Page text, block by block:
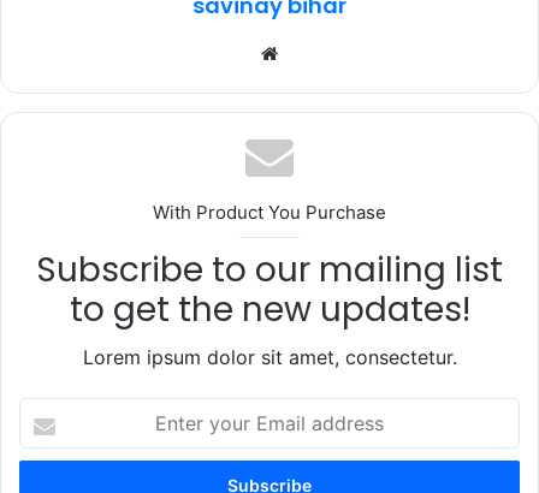
With Product You Purchase
Subscribe to our mailing list
to get the new updates!
Lorem ipsum dolor sit amet, consectetur.
your
Email